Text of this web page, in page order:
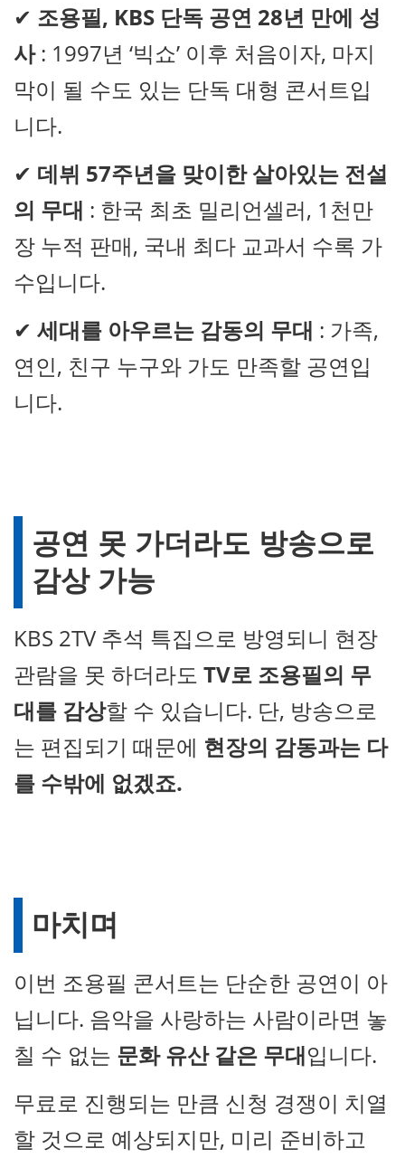
✔ 조용필, KBS 단독 공연 28년 만에 성
사: 1997년 ‘빅쇼’ 이후 처음이자, 마지
막이 될 수도 있는 단독 대형 콘서트입
니다.
✔ 데뷔 57주년을 맞이한 살아있는 전설
의 무대 : 한국 최초 밀리언셀러, 1천만
장 누적 판매, 국내 최다 교과서 수록 가
수입니다.
✔ 세대를 아우르는 감동의 무대 : 가족,
연인, 친구 누구와 가도 만족할 공연입
니다.
공연 못 가더라도 방송으로
감상 가능
KBS 2TV 추석 특집으로 방영되니 현장
관람을 못 하더라도 TV로 조용필의 무
대를 감상할 수 있습니다. 단, 방송으로
는 편집되기 때문에 현장의 감동과는 다
를 수밖에 없겠죠.
마치며
이번 조용필 콘서트는 단순한 공연이 아
닙니다. 음악을 사랑하는 사람이라면 놓
칠 수 없는 문화 유산 같은 무대입니다.
무료로 진행되는 만큼 신청 경쟁이 치열
할 것으로 예상되지만, 미리 준비하고